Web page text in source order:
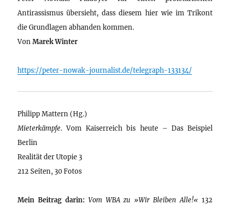
Antirassismus übersieht, dass diesem hier wie im Trikont
die Grundlagen abhanden kommen.
VonMarek Winter
https://peter-nowak-journalist.de/telegraph-133134/
Philipp Mattern (Hg.)
Mieterkämpfe. Vom Kaiserreich bis heute – Das Beispiel
Berlin
Realität der Utopie 3
212 Seiten, 30 Fotos
Mein Beitrag darin: Vom WBA zu »Wir Bleiben Alle!« 132